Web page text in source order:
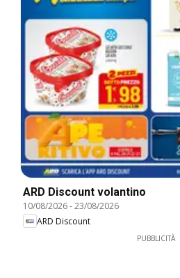
ARD Discount volantino
10/08/2026-23/08/2026
ARD Discount
PUBBLICITÀ